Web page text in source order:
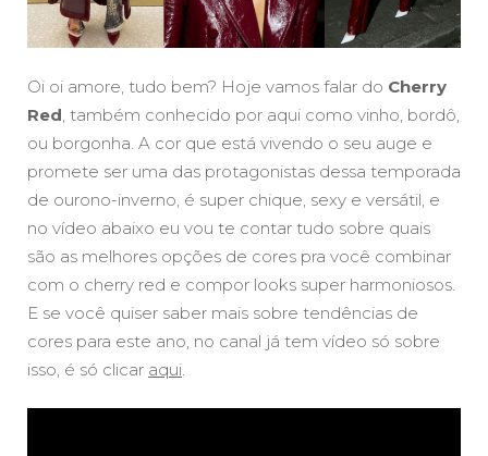
Oi oi amore, tudo bem? Hoje vamos falar do Cherry
Red , também conhecido por aqui como vinho, bordô,
ou borgonha. A cor que está vivendo o seu auge e
promete ser uma das protagonistas dessa temporada
de ourono-inverno, é super chique, sexy e versátil, e
no vídeo abaixo eu vou te contar tudo sobre quais
são as melhores opções de cores pra você combinar
com o cherry red e compor looks super harmoniosos.
E se você quiser saber mais sobre tendências de
cores para este ano, no canal já tem vídeo só sobre
isso, é só clicar aqui